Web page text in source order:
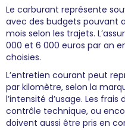
Le carburant représente
avec des budgets pouvant
mois selon les trajets.
000 et 6 000 euros par an
choisies.
L’entretien courant peut
par kilomètre, selon la
l’intensité d’usage. Les
contrôle technique, ou
doivent aussi être pris en